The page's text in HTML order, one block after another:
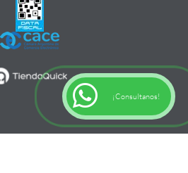
¡Consultanos!